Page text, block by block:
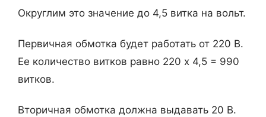
Округлим это значение до 4,5 витка на вольт.
Первичная обмотка будет работать от 220 В.
Ее количество витков равно 220 х 4,5 = 990
витков.
Вторичная обмотка должна выдавать 20 В.